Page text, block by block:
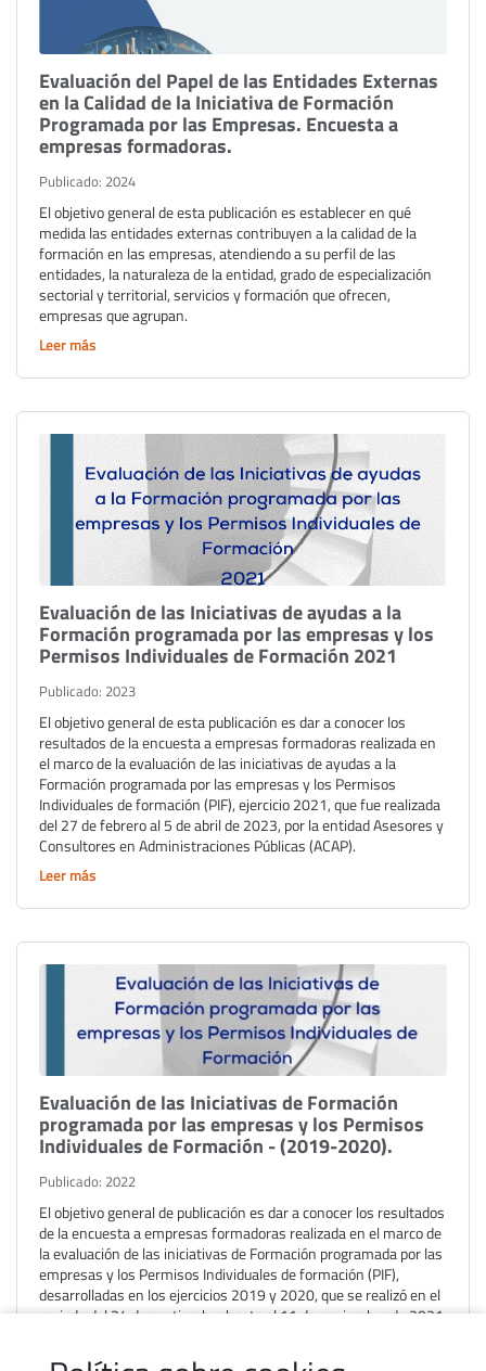
Evaluación del Papel de las Entidades Externas
en la Calidad de la Iniciativa de Formación
Programada por las Empresas. Encuesta a
empresas formadoras.
Publicado: 2024
El objetivo general de esta publicación es establecer en qué
medida las entidades externas contribuyen a la calidad de la
formación en las empresas, atendiendo a su perfil de las
entidades, la naturaleza de la entidad, grado de especialización
sectorial y territorial, servicios y formación que ofrecen,
empresas que agrupan.
Leer más
Evaluación de las Iniciativas de ayudas a la
Formación programada por las empresas y los
Permisos Individuales de Formación 2021
Publicado: 2023
El objetivo general de esta publicación es dar a conocer los
resultados de la encuesta a empresas formadoras realizada en
el marco de la evaluación de las iniciativas de ayudas a la
Formación programada por las empresas y los Permisos
Individuales de formación (PIF), ejercicio 2021, que fue realizada
del 27 de febrero al 5 de abril de 2023, por la entidad Asesores y
Consultores en Administraciones Públicas (ACAP).
Leer más
Evaluación de las Iniciativas de Formación
programada por las empresas y los Permisos
Individuales de Formación - (2019-2020).
Publicado: 2022
El objetivo general de publicación es dar a conocer los resultados
de la encuesta a empresas formadoras realizada en el marco de
la evaluación de las iniciativas de Formación programada por las
empresas y los Permisos Individuales de formación (PIF),
desarrolladas en los ejercicios 2019 y 2020, que se realizó en el
periodo del 24 de septiembre hasta el 11 de noviembre de 2021.